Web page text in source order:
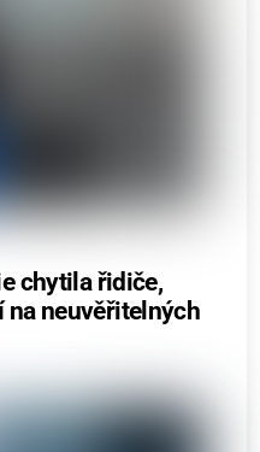
chytila řidiče,
na neuvěřitelných